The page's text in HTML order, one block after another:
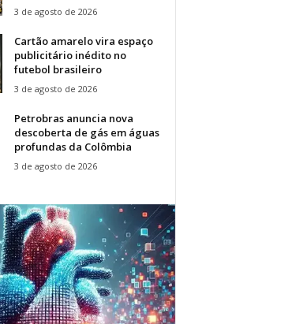
3 de agosto de 2026
Cartão amarelo vira espaço
publicitário inédito no
futebol brasileiro
3 de agosto de 2026
Petrobras anuncia nova
descoberta de gás em águas
profundas da Colômbia
3 de agosto de 2026